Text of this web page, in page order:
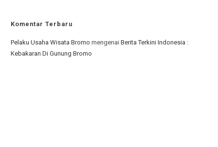
Komentar Terbaru
Pelaku Usaha Wisata Bromo mengenaiBerita Terkini Indonesia :
Kebakaran Di Gunung Bromo